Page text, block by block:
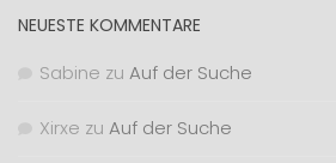
NEUESTE KOMMENTARE
Sabine zu Auf der Suche
Xirxe zu Auf der Suche